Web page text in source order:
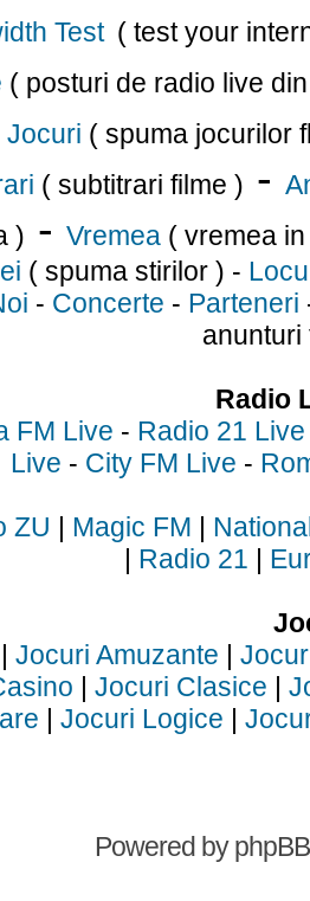
Test ( test your
( posturi de radio live
Jocuri ( spuma jocurilor
( subtitrari filme ) -
) - Vremea ( vremea
( spuma stirilor ) -
- Concerte - Parteneri
anunturi
Radio
FM Live - Radio 21 Live
Live - City FM Live -
ZU | Magic FM |
| Radio 21 |
| Jocuri Amuzante |
| Jocuri Clasice |
| Jocuri Logice |
Powered byphpBB